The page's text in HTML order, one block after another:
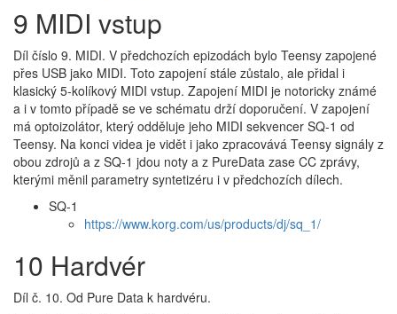
9 MIDI vstup
Díl číslo 9. MIDI. V předchozích epizodách bylo Teensy zapojené
přes USB jako MIDI. Toto zapojení stále zůstalo, ale přidal i
klasický 5-kolíkový MIDI vstup. Zapojení MIDI je notoricky známé
a i v tomto případě se ve schématu drží doporučení. V zapojení
má optoizolátor, který odděluje jeho MIDI sekvencer SQ-1 od
Teensy. Na konci videa je vidět i jako zpracovává Teensy signály z
obou zdrojů a z SQ-1 jdou noty a z PureData zase CC zprávy,
kterými měnil parametry syntetizéru i v předchozích dílech.
SQ-1
https://www.korg.com/us/products/dj/sq_1/
10 Hardvér
Díl č. 10. Od Pure Data k hardvéru.